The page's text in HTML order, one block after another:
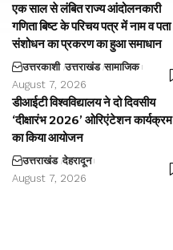
एक साल से लंबित राज्य आंदोलनकारी
गणिता बिष्ट के परिचय पत्र में नाम व पता
संशोधन का प्रकरण का हुआ समाधान
उत्तरकाशी उत्तराखंड सामाजिक
August 7, 2026
डीआईटी विश्वविद्यालय ने दो दिवसीय
‘दीक्षारंभ 2026’ ओरिएंटेशन कार्यक्रम
का किया आयोजन
उत्तराखंड देहरादून
August 7, 2026